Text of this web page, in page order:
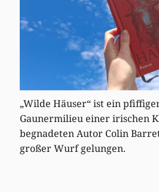
„Wilde Häuser“ ist ein
Gaunermilieu einer irischen
begnadeten Autor Colin
großer Wurf gelungen.